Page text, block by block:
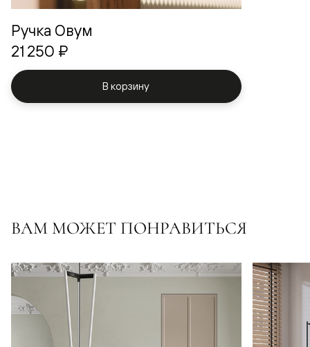
Ручка Овум
21 250 ₽
В корзину
ВАМ МОЖЕТ ПОНРАВИТЬСЯ